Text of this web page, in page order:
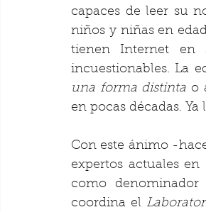
capaces de leer su
niños y niñas en
tienen Internet en
incuestionables. La
una forma distinta o
en pocas décadas. Ya
Con este ánimo -
expertos actuales
como
coordina el